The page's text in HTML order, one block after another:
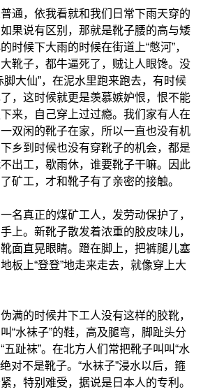
，依我看就和我们日常下雨天穿的
果说有区别，那就是靴子腰的高与矮
时候下大雨的时候在街道上“憋河”，
靴子，都牛逼死了，贼让人眼馋。没
脚大仙”，在泥水里跑来跑去，有时候
，这时候就更是羡慕嫉妒恨，恨不能
来，自己穿上过过瘾。我们家有人在
双闲的靴子在家，所以一直也没有机
乡到时候也没有穿靴子的机会，都是
出工，歇雨休，谁要靴子干嘛。因此
矿工，才和靴子有了亲密的接触。
真正的煤矿工人，发劳动保护了，
上。新靴子散发着浓重的胶皮味儿，
面直晃眼睛。蹬在脚上，把裤腿儿塞
板上“登登”地走来走去，就像穿上大
的时候井下工人没有这样的胶靴，
“水袜子”的鞋，高及腿弯，脚趾头分
趾袜”。在北方人们常把靴子叫叫“水
对不是靴子。“水袜子”浸水以后，箍
，特别难受，据说是日本人的专利。